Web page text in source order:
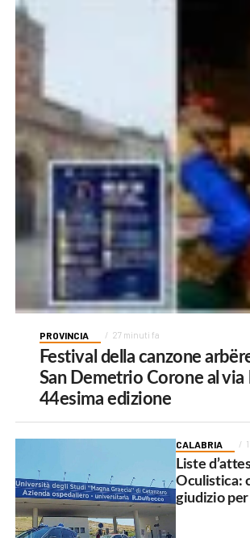
PROVINCIA 27 minuti fa
Festival della canzone
San Demetrio Corone al via
44esima edizione
CALABRIA
Liste
Oculistica:
giudizio